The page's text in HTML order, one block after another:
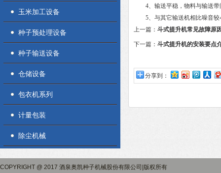
玉米加工设备
种子预处理设备
种子输送设备
仓储设备
包衣机系列
计量包装
除尘机械
4、输送平稳，物料与输送带
5、与其它输送机相比噪音较
上一篇： 斗式提升机常见故障原
下一篇： 斗式提升机的安装要点
分享到：
COPYRIGHT @ 2017 酒泉奥凯种子机械股份有限公司|版权所有